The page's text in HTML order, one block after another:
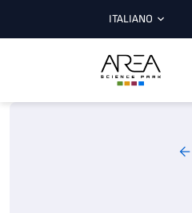
ITALIANO